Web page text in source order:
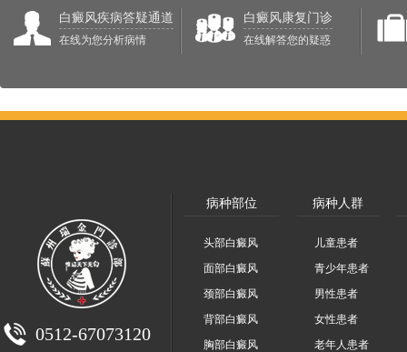
白癜风疾病答疑通道
在线为您分析病情
白癜风康复门诊
在线解答您的疑惑
0512-67073120
病种部位 病种人群
头部白癜风
面部白癜风
颈部白癜风
背部白癜风
胸部白癜风
儿童患者
青少年患者
男性患者
女性患者
老年人患者